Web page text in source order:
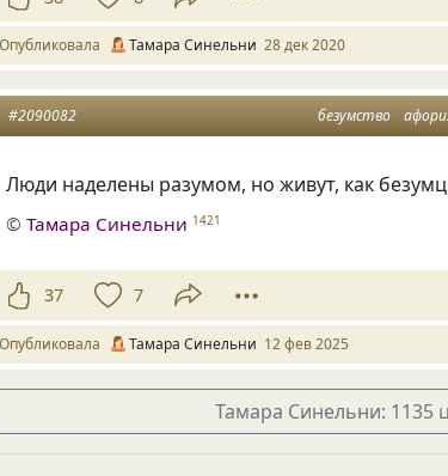
Опубликовала Тамара Синельни 28 дек 2020
безумство
#2090082
Люди наделены разумом, но живут, как
©Тамара Синельни 1421
37 7
Опубликовала Тамара Синельни 12 фев 2025
Тамара Синельни: 1135